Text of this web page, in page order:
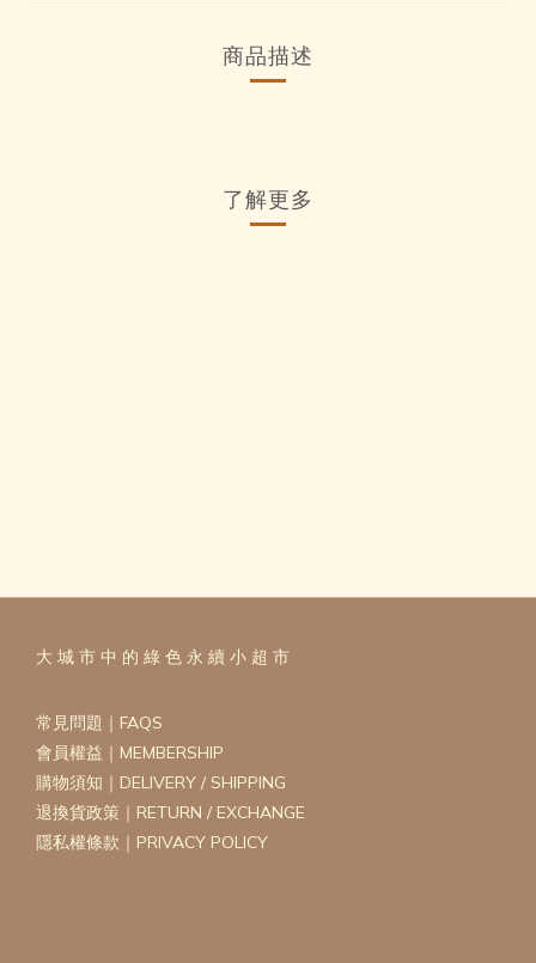
商品描述
了解更多
大 城 市 中 的 綠 色 永 續 小 超 市
常見問題｜FAQS
會員權益｜MEMBERSHIP
購物須知｜DELIVERY / SHIPPING
退換貨政策｜RETURN / EXCHANGE
隱私權條款｜PRIVACY POLICY